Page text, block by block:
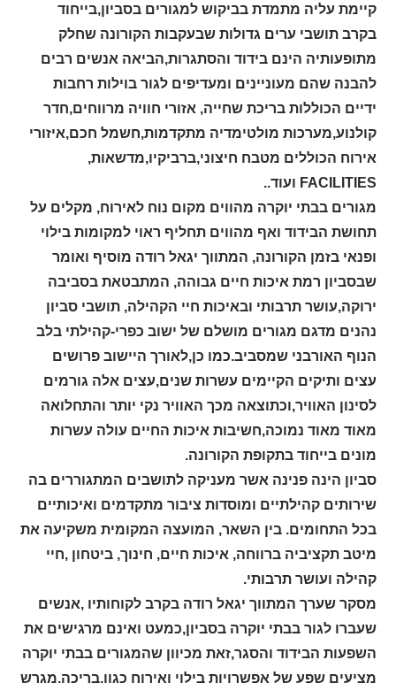
קיימת עליה מתמדת בביקוש למגורים בסביון,בייחוד
בקרב תושבי ערים גדולות שבעקבות הקורונה שחלק
מתופעותיה הינם בידוד והסתגרות,הביאה אנשים רבים
להבנה שהם מעוניינים ומעדיפים לגור בוילות רחבות
ידיים הכוללות בריכת שחייה, אזורי חוויה מרווחים,חדר
קולנוע,מערכות מולטימדיה מתקדמות,חשמל חכם,איזורי
אירוח הכוללים מטבח חיצוני,ברביקיו,מדשאות,
FACILITIES ועוד..
מגורים בבתי יוקרה מהווים מקום נוח לאירוח, מקלים על
תחושת הבידוד ואף מהווים תחליף ראוי למקומות בילוי
ופנאי בזמן הקורונה, המתווך יגאל רודה מוסיף ואומר
שבסביון רמת איכות חיים גבוהה, המתבטאת בסביבה
ירוקה,עושר תרבותי ובאיכות חיי הקהילה, תושבי סביון
נהנים מדגם מגורים מושלם של ישוב כפרי-קהילתי בלב
הנוף האורבני שמסביב.כמו כן,לאורך היישוב פרושים
עצים ותיקים הקיימים עשרות שנים,עצים אלה גורמים
לסינון האוויר,וכתוצאה מכך האוויר נקי יותר והתחלואה
מאוד מאוד נמוכה,חשיבות איכות החיים עולה עשרות
מונים בייחוד בתקופת הקורונה.
סביון הינה פנינה אשר מעניקה לתושבים המתגוררים בה
שירותים קהילתיים ומוסדות ציבור מתקדמים ואיכותיים
בכל התחומים. בין השאר, המועצה המקומית משקיעה את
מיטב תקציביה ברווחה, איכות חיים, חינוך, ביטחון ,חיי
קהילה ועושר תרבותי.
מסקר שערך המתווך יגאל רודה בקרב לקוחותיו ,אנשים
שעברו לגור בבתי יוקרה בסביון,כמעט ואינם מרגישים את
השפעות הבידוד והסגר,זאת מכיוון שהמגורים בבתי יוקרה
מציעים שפע של אפשרויות בילוי ואירוח כגון,בריכה,מגרש